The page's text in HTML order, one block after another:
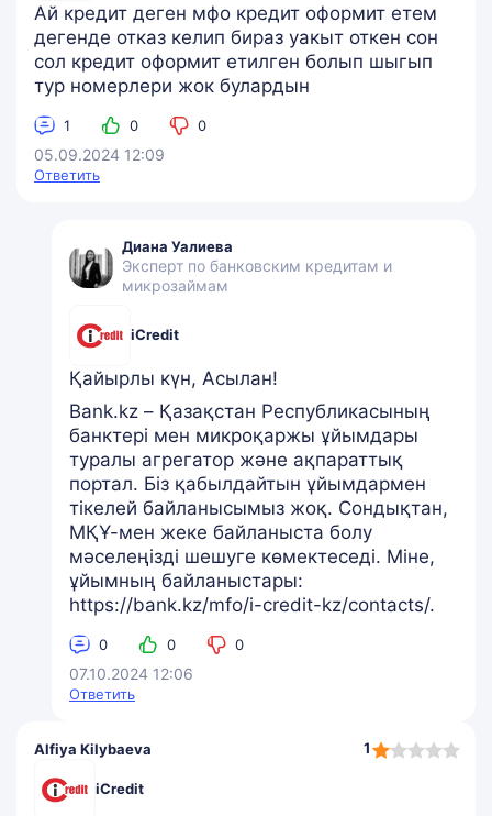
Ай кредит деген мфо кредит оформит етем
дегенде отказ келип бираз уакыт откен сон
сол кредит оформит етилген болып шыгып
тур номерлери жок булардын
1 0 0
05.09.2024 12:09
Ответить
Диана Уалиева
Эксперт по банковским кредитам и
микрозаймам
iCredit
Қайырлы күн, Асылан!
Bank.kz – Қазақстан Республикасының
банктері мен микроқаржы ұйымдары
туралы агрегатор және ақпараттық
портал. Біз қабылдайтын ұйымдармен
тікелей байланысымыз жоқ. Сондықтан,
МҚҰ-мен жеке байланыста болу
мәселеңізді шешуге көмектеседі. Міне,
ұйымның байланыстары:
https://bank.kz/mfo/i-credit-kz/contacts/.
0 0 0
07.10.2024 12:06
Ответить
Alfiya Kilybaeva
iCredit
1
1,0